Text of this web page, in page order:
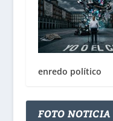
enredo político
FOTO NOTICIA